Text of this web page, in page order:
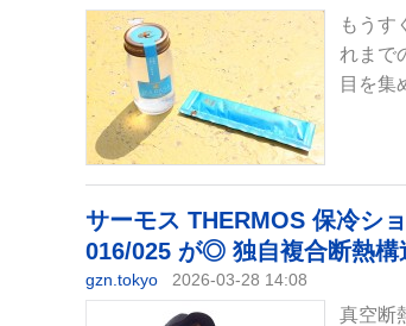
もうす
れまで
目を集
サーモス THERMOS 保冷シ
016/025 が◎ 独自複合断熱構
gzn.tokyo 2026-03-28 14:08
真空断